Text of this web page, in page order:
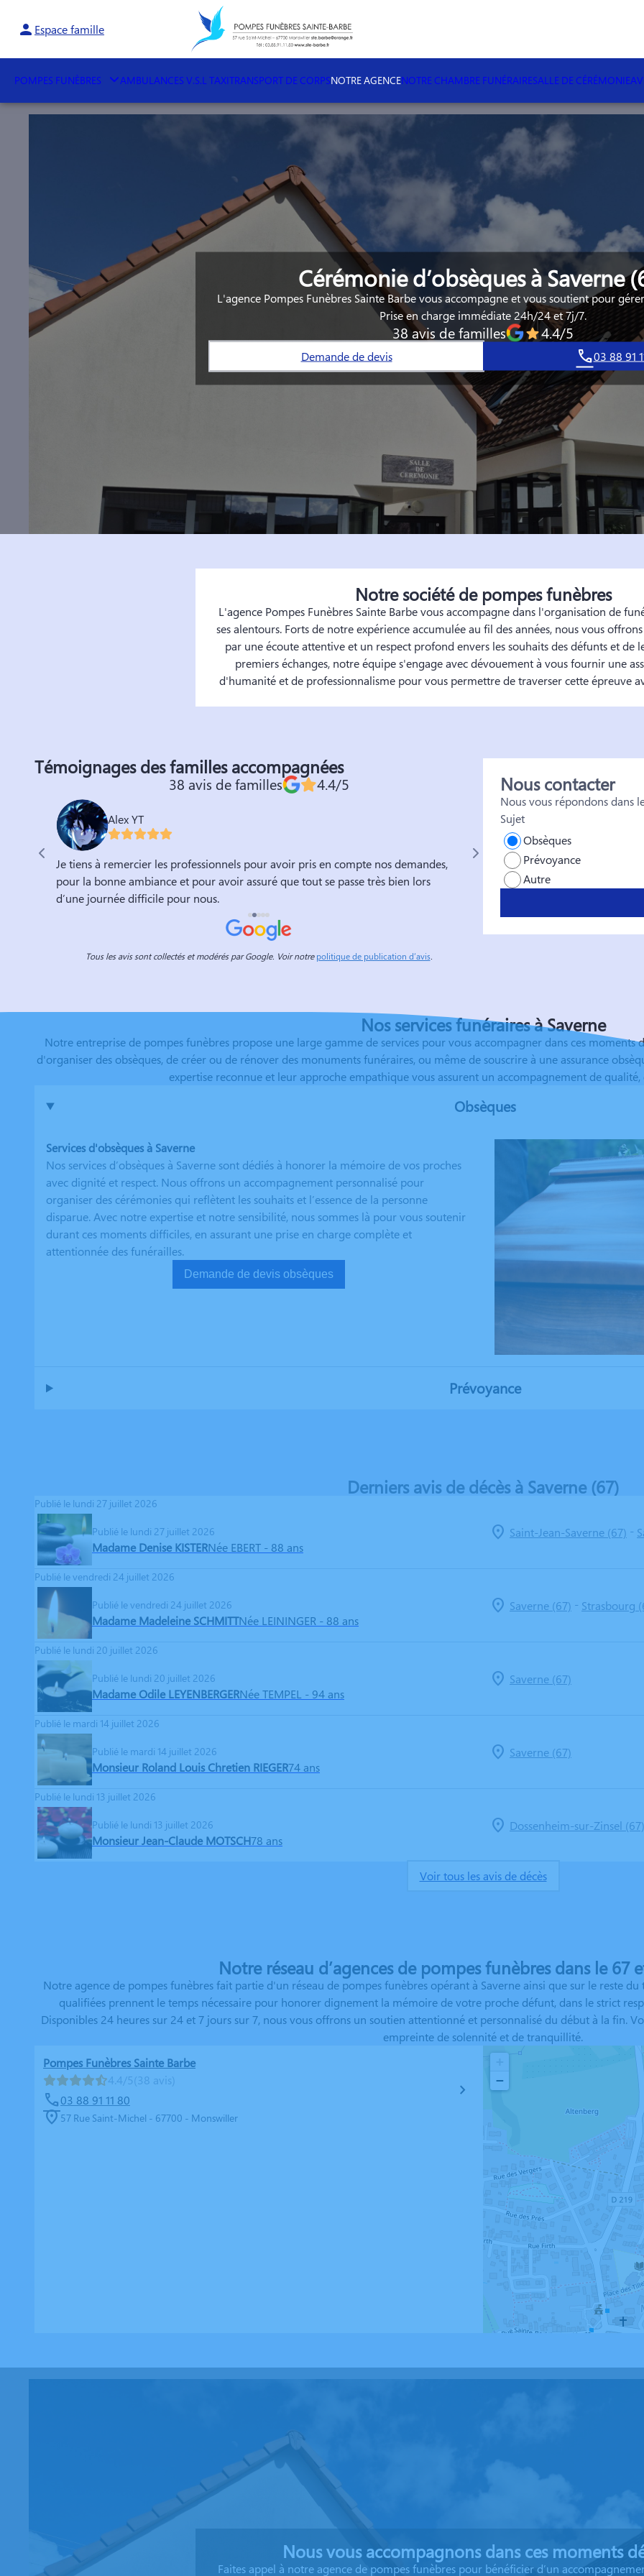
Espace famille
POMPES FUNÈBRES AMBULANCES V.S.L TAXITRANSPORT DE CORPSNOTRE AGENCENOTRE CHAMBRE FUNÉRAIRESALLE DE CÉRÉMONIE
Cérémonie d’obsèques à Saverne
L'agence Pompes Funèbres Sainte Barbe vous accompagne et vous soutient pour
Prise en charge immédiate 24h/24 et 7j/7.
38 avis de familles 4.4/5
Demande de devis 03 88 91
Notre société de pompes funèbres
L'agence Pompes Funèbres Sainte Barbe vous accompagne dans l'organisation de
ses alentours. Forts de notre expérience accumulée au fil des années, nous vous
par une écoute attentive et un respect profond envers les souhaits des défunts et de
premiers échanges, notre équipe s'engage avec dévouement à vous fournir une
d'humanité et de professionnalisme pour vous permettre de traverser cette épreuve
Témoignages des familles accompagnées
38 avis de familles 4.4/5
Alex YT
Je tiens à remercier les professionnels pour avoir pris en compte nos demandes,
pour la bonne ambiance et pour avoir assuré que tout se passe très bien lors
d’une journée difficile pour nous.
Andreea Grosu
Service très professionnel,
accompagnement de qualité
Tous les avis sont collectés et modérés par Google. Voir notrepolitique de publication d’avis.
Nous contacter
Nous vous répondons dans
Sujet
Obsèques
Prévoyance
Autre
Nos services funéraires à Saverne
Notre entreprise de pompes funèbres propose une large gamme de services pour vous accompagner dans ces moments
d'organiser des obsèques, de créer ou de rénover des monuments funéraires, ou même de souscrire à une assurance
expertise reconnue et leur approche empathique vous assurent un accompagnement de qualité,
Obsèques
Services d'obsèques à Saverne
Nos services d’obsèques à Saverne sont dédiés à honorer la mémoire de vos proches
avec dignité et respect. Nous offrons un accompagnement personnalisé pour
organiser des cérémonies qui reflètent les souhaits et l’essence de la personne
disparue. Avec notre expertise et notre sensibilité, nous sommes là pour vous soutenir
durant ces moments difficiles, en assurant une prise en charge complète et
attentionnée des funérailles.
Demande de devis obsèques
Prévoyance
Derniers avis de décès à Saverne (67)
Publié le lundi 27 juillet 2026
Publié le lundi 27 juillet 2026
Madame Denise KISTERNée EBERT - 88 ans
Saint-Jean-Saverne (67) -
Publié le vendredi 24 juillet 2026
Publié le vendredi 24 juillet 2026
Madame Madeleine SCHMITTNée LEININGER - 88 ans
Saverne (67) - Strasbourg
Publié le lundi 20 juillet 2026
Publié le lundi 20 juillet 2026
Madame Odile LEYENBERGERNée TEMPEL - 94 ans
Saverne (67)
Publié le mardi 14 juillet 2026
Publié le mardi 14 juillet 2026
Monsieur Roland Louis Chretien RIEGER74 ans
Saverne (67)
Publié le lundi 13 juillet 2026
Publié le lundi 13 juillet 2026
Monsieur Jean-Claude MOTSCH78 ans
Dossenheim-sur-Zinsel (67)
Voir tous les avis de décès
Notre réseau d’agences de pompes funèbres dans le 67
Notre agence de pompes funèbres fait partie d'un réseau de pompes funèbres opérant à Saverne ainsi que sur le reste
qualifiées prennent le temps nécessaire pour honorer dignement la mémoire de votre proche défunt, dans le strict
Disponibles 24 heures sur 24 et 7 jours sur 7, nous vous offrons un soutien attentionné et personnalisé du début à la fin.
empreinte de solennité et de tranquillité.
Pompes Funèbres Sainte Barbe
4.4/5(38 avis)
03 88 91 11 80
57 Rue Saint-Michel - 67700 - Monswiller
−
Nous vous accompagnons dans ces moments
Faites appel à notre agence de pompes funèbres pour bénéficier d’un